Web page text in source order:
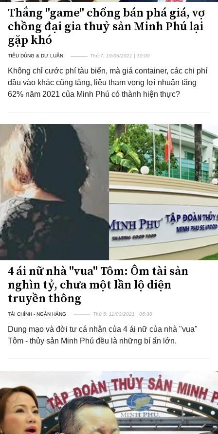
Thắng "game" chống bán phá giá, vợ
chồng đại gia thuỷ sản Minh Phú lại
gặp khó
TIÊU DÙNG & DƯ LUẬN Thứ 7, 19/06/2021 | 10:00
Không chỉ cước phí tàu biển, mà giá container, các chi phí
đầu vào khác cũng tăng, liệu tham vọng lợi nhuận tăng
62% năm 2021 của Minh Phú có thành hiện thực?
4 ái nữ nhà "vua" Tôm: Ôm tài sản
nghìn tỷ, chưa một lần lộ diện
truyền thông
TÀI CHÍNH - NGÂN HÀNG Thứ 5, 11/03/2021 | 06:30
Dung mạo và đời tư cá nhân của 4 ái nữ của nhà "vua"
Tôm - thủy sản Minh Phú đều là những bí ẩn lớn.